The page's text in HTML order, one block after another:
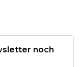
noch